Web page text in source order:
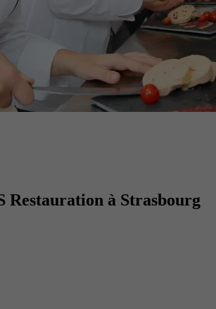
Restauration à Strasbourg